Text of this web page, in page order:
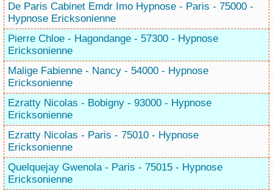
De Paris Cabinet Emdr Imo Hypnose - Paris - 75000 -
Hypnose Ericksonienne
Pierre Chloe - Hagondange - 57300 - Hypnose
Ericksonienne
Malige Fabienne - Nancy - 54000 - Hypnose
Ericksonienne
Ezratty Nicolas - Bobigny - 93000 - Hypnose
Ericksonienne
Ezratty Nicolas - Paris - 75010 - Hypnose
Ericksonienne
Quelquejay Gwenola - Paris - 75015 - Hypnose
Ericksonienne